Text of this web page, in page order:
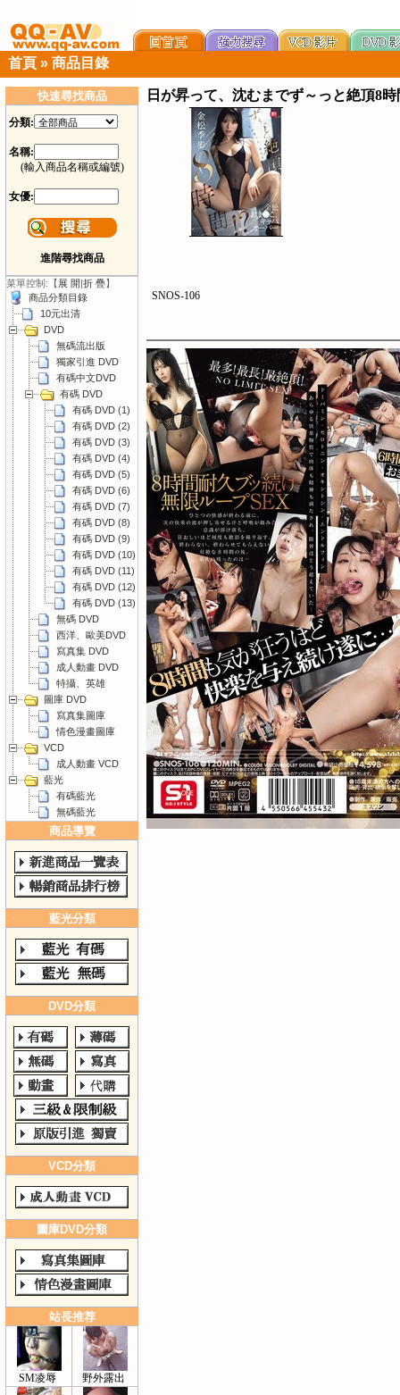
首頁 » 商品目錄
快速尋找商品
分類:
名稱:
(輸入商品名稱或編號)
女優:
進階尋找商品
菜單控制:【展 開|折 疊】
商品分類目錄
10元出清
DVD
無碼流出版
獨家引進 DVD
有碼中文DVD
有碼 DVD
有碼 DVD (1)
有碼 DVD (2)
有碼 DVD (3)
有碼 DVD (4)
有碼 DVD (5)
有碼 DVD (6)
有碼 DVD (7)
有碼 DVD (8)
有碼 DVD (9)
有碼 DVD (10)
有碼 DVD (11)
有碼 DVD (12)
有碼 DVD (13)
無碼 DVD
西洋、歐美DVD
寫真集 DVD
成人動畫 DVD
特攝、英雄
圖庫 DVD
寫真集圖庫
情色漫畫圖庫
VCD
成人動畫 VCD
藍光
有碼藍光
無碼藍光
商品導覽
藍光分類
DVD分類
VCD分類
圖庫DVD分類
站長推荐
SM凌辱 野外露出
日が昇って、沈むまでず～っと絶頂8
SNOS-106